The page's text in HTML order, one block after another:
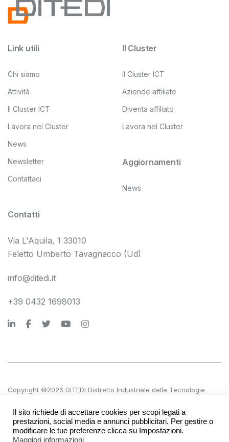
Link utili
Chi siamo
Attività
Il Cluster ICT
Lavora nel Cluster
News
Newsletter
Contattaci
Il Cluster
Il Cluster ICT
Aziende affiliate
Diventa affiliato
Lavora nel Cluster
Aggiornamenti
News
Contatti
Via L'Aquila, 1 33010
Feletto Umberto Tavagnacco (Ud)
info@ditedi.it
+39 0432 1698013
Copyright ©2026 DITEDI Distretto Industriale delle Tecnologie
P.IVA 02561380300 | REA UD 270601
Il sito richiede di accettare cookies per scopi legati a
prestazioni, social media e annunci pubblicitari. Per gestire o
modificare le tue preferenze clicca su Impostazioni.
Maggiori informazioni